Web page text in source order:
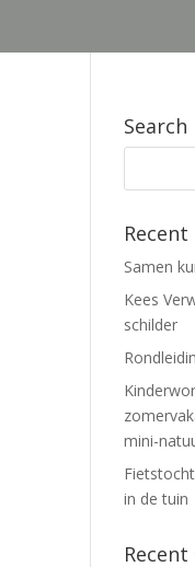
Search
Samen
Kees
schilder
mini-
in de tuin
Recent